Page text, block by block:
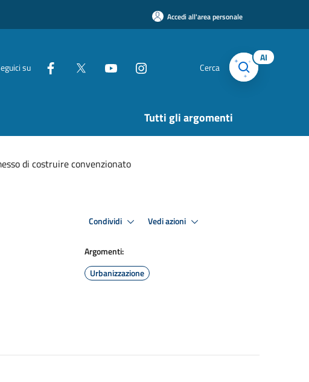
Accedi all'area personale
su Cerca
AI
Tutti gli argomenti
di costruire convenzionato
Condividi Vedi azioni
Argomenti:
Urbanizzazione